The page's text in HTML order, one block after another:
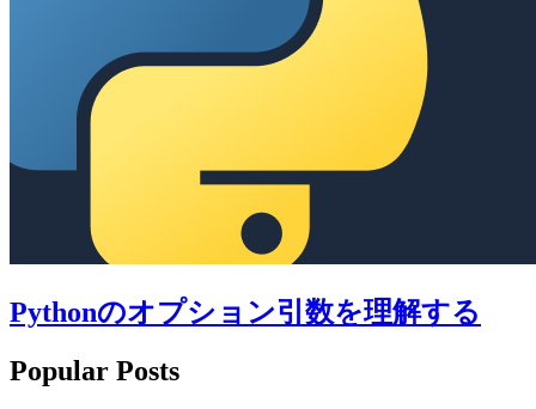
Pythonのオプション引数を理解する
Popular Posts